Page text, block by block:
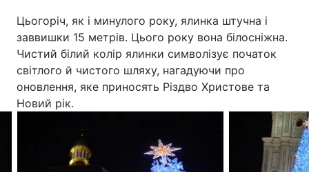
Цьогоріч, як і минулого року, ялинка штучна і
заввишки 15 метрів. Цього року вона білосніжна.
Чистий білий колір ялинки символізує початок
світлого й чистого шляху, нагадуючи про
оновлення, яке приносять Різдво Христове та
Новий рік.